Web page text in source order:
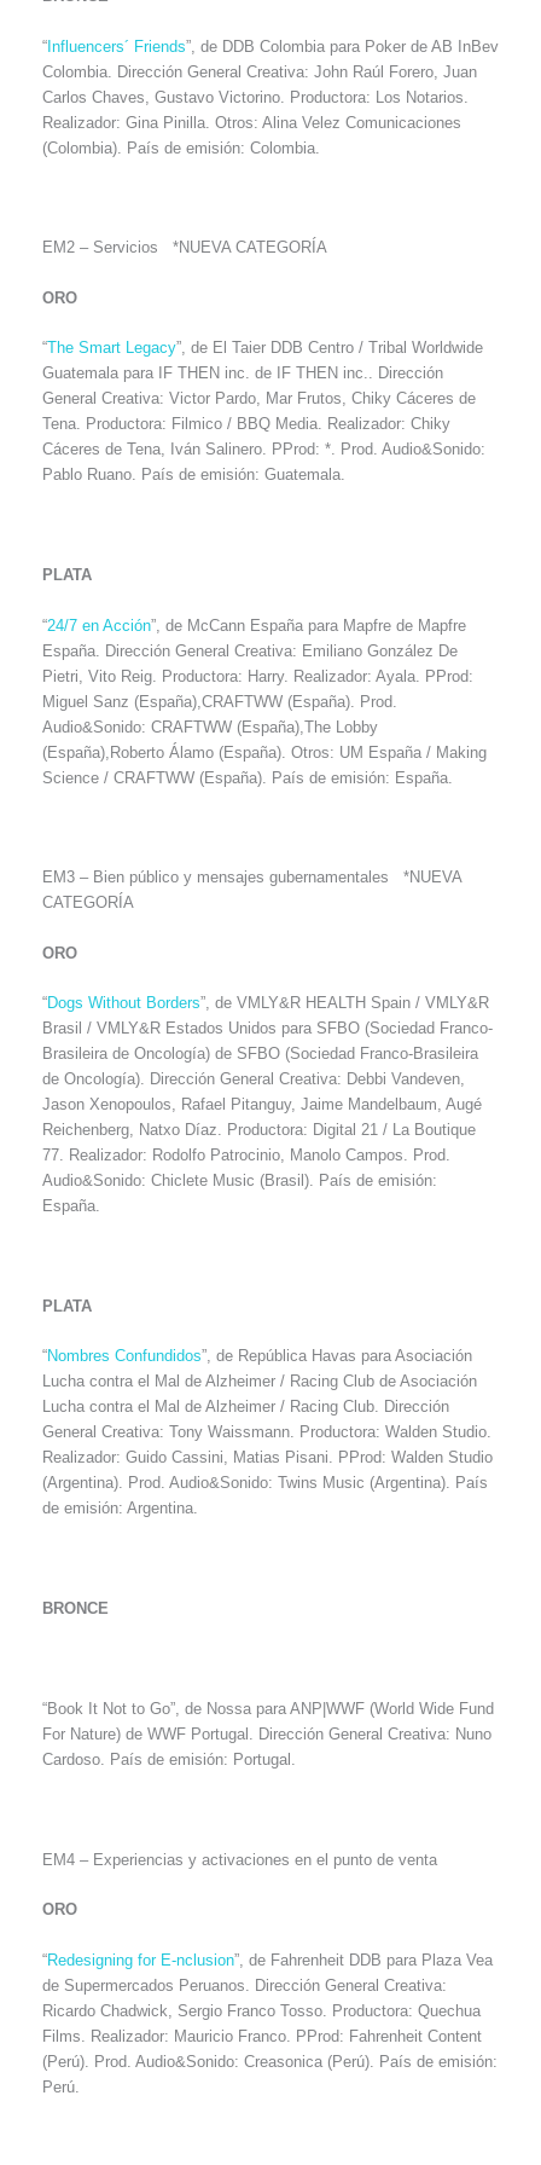
“Influencers´ Friends”, de DDB Colombia para Poker de AB InBev
Colombia. Dirección General Creativa: John Raúl Forero, Juan
Carlos Chaves, Gustavo Victorino. Productora: Los Notarios.
Realizador: Gina Pinilla. Otros: Alina Velez Comunicaciones
(Colombia). País de emisión: Colombia.
EM2 – Servicios *NUEVA CATEGORÍA
ORO
“The Smart Legacy”, de El Taier DDB Centro / Tribal Worldwide
Guatemala para IF THEN inc. de IF THEN inc.. Dirección
General Creativa: Victor Pardo, Mar Frutos, Chiky Cáceres de
Tena. Productora: Filmico / BBQ Media. Realizador: Chiky
Cáceres de Tena, Iván Salinero. PProd: *. Prod. Audio&Sonido:
Pablo Ruano. País de emisión: Guatemala.
PLATA
“24/7 en Acción”, de McCann España para Mapfre de Mapfre
España. Dirección General Creativa: Emiliano González De
Pietri, Vito Reig. Productora: Harry. Realizador: Ayala. PProd:
Miguel Sanz (España),CRAFTWW (España). Prod.
Audio&Sonido: CRAFTWW (España),The Lobby
(España),Roberto Álamo (España). Otros: UM España / Making
Science / CRAFTWW (España). País de emisión: España.
EM3 – Bien público y mensajes gubernamentales *NUEVA
CATEGORÍA
ORO
“Dogs Without Borders”, de VMLY&R HEALTH Spain / VMLY&R
Brasil / VMLY&R Estados Unidos para SFBO (Sociedad Franco-
Brasileira de Oncología) de SFBO (Sociedad Franco-Brasileira
de Oncología). Dirección General Creativa: Debbi Vandeven,
Jason Xenopoulos, Rafael Pitanguy, Jaime Mandelbaum, Augé
Reichenberg, Natxo Díaz. Productora: Digital 21 / La Boutique
77. Realizador: Rodolfo Patrocinio, Manolo Campos. Prod.
Audio&Sonido: Chiclete Music (Brasil). País de emisión:
España.
PLATA
“Nombres Confundidos”, de República Havas para Asociación
Lucha contra el Mal de Alzheimer / Racing Club de Asociación
Lucha contra el Mal de Alzheimer / Racing Club. Dirección
General Creativa: Tony Waissmann. Productora: Walden Studio.
Realizador: Guido Cassini, Matias Pisani. PProd: Walden Studio
(Argentina). Prod. Audio&Sonido: Twins Music (Argentina). País
de emisión: Argentina.
BRONCE
“Book It Not to Go”, de Nossa para ANP|WWF (World Wide Fund
For Nature) de WWF Portugal. Dirección General Creativa: Nuno
Cardoso. País de emisión: Portugal.
EM4 – Experiencias y activaciones en el punto de venta
ORO
“Redesigning for E-nclusion”, de Fahrenheit DDB para Plaza Vea
de Supermercados Peruanos. Dirección General Creativa:
Ricardo Chadwick, Sergio Franco Tosso. Productora: Quechua
Films. Realizador: Mauricio Franco. PProd: Fahrenheit Content
(Perú). Prod. Audio&Sonido: Creasonica (Perú). País de emisión:
Perú.